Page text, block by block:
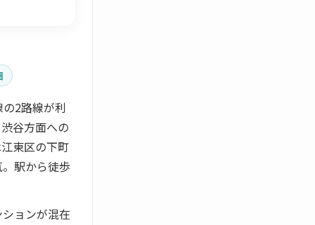
2路線が利
谷方面への
東区の下町
駅から徒歩
ョンが混在